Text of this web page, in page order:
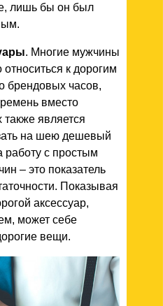
лишь бы он был
. Многие мужчины
к дорогим
брендовых часов,
вместо
является
на шею дешевый
работу с простым
– это показатель
Показывая
аксессуар,
может себе
вещи.